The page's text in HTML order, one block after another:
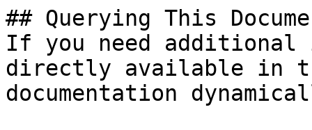
## Querying This
If you need
directly available in
documentation